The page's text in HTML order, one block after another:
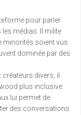
pour parler
médias. Il milite
minorités soient vus
dominée par des
divers, il
plus inclusive.
lui permet de
des conversations